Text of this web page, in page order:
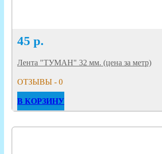
45 р.
Лента "ТУМАН" 32 мм. (цена за метр)
ОТЗЫВЫ - 0
В КОРЗИНУ